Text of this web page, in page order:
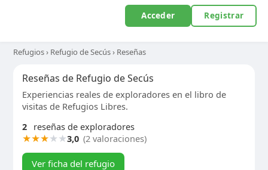
Acceder Registrar
Refugios› Refugio de Secús› Reseñas
Reseñas de Refugio de Secús
Experiencias reales de exploradores en el libro de
visitas de Refugios Libres.
2
reseñas de exploradores
★★★★★3,0 (2 valoraciones)
Ver ficha del refugio